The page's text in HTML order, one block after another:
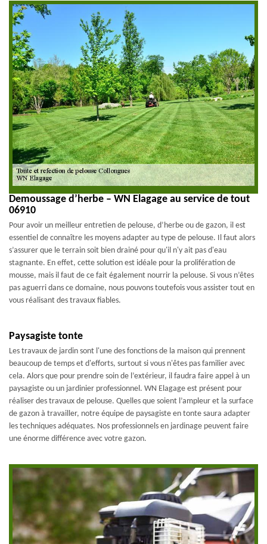
Demoussage d’herbe – WN Elagage au service de tout
06910
Pour avoir un meilleur entretien de pelouse, d’herbe ou de gazon, il est
essentiel de connaître les moyens adapter au type de pelouse. Il faut alors
s’assurer que le terrain soit bien drainé pour qu'il n'y ait pas d'eau
stagnante. En effet, cette solution est idéale pour la prolifération de
mousse, mais il faut de ce fait également nourrir la pelouse. Si vous n’êtes
pas aguerri dans ce domaine, nous pouvons toutefois vous assister tout en
vous réalisant des travaux fiables.
Paysagiste tonte
Les travaux de jardin sont l'une des fonctions de la maison qui prennent
beaucoup de temps et d'efforts, surtout si vous n'êtes pas familier avec
cela. Alors que pour prendre soin de l’extérieur, il faudra faire appel à un
paysagiste ou un jardinier professionnel. WN Elagage est présent pour
réaliser des travaux de pelouse. Quelles que soient l’ampleur et la surface
de gazon à travailler, notre équipe de paysagiste en tonte saura adapter
les techniques adéquates. Nos professionnels en jardinage peuvent faire
une énorme différence avec votre gazon.